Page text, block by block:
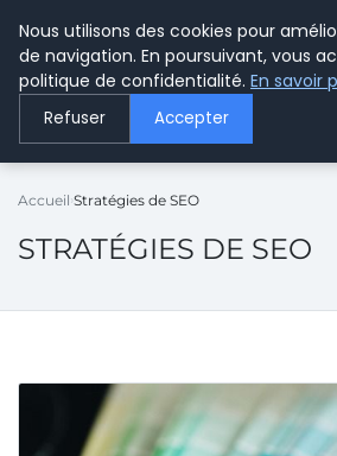
LE
Accueil Stratégies de SEO
STRATÉGIES DE SEO
Nous utilisons des cookies pour
de navigation. En poursuivant, vous
politique de confidentialité. En savoir
Refuser Accepter